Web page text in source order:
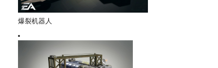
爆裂机器人